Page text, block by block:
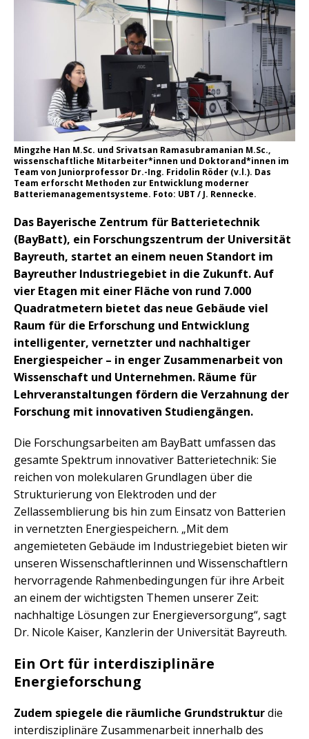
Mingzhe Han M.Sc. und Srivatsan Ramasubramanian M.Sc.,
wissenschaftliche Mitarbeiter*innen und Doktorand*innen im
Team von Juniorprofessor Dr.-Ing. Fridolin Röder (v.l.). Das
Team erforscht Methoden zur Entwicklung moderner
Batteriemanagementsysteme. Foto: UBT / J. Rennecke.
Das Bayerische Zentrum für Batterietechnik
(BayBatt), ein Forschungszentrum der Universität
Bayreuth, startet an einem neuen Standort im
Bayreuther Industriegebiet in die Zukunft. Auf
vier Etagen mit einer Fläche von rund 7.000
Quadratmetern bietet das neue Gebäude viel
Raum für die Erforschung und Entwicklung
intelligenter, vernetzter und nachhaltiger
Energiespeicher – in enger Zusammenarbeit von
Wissenschaft und Unternehmen. Räume für
Lehrveranstaltungen fördern die Verzahnung der
Forschung mit innovativen Studiengängen.
Die Forschungsarbeiten am BayBatt umfassen das
gesamte Spektrum innovativer Batterietechnik: Sie
reichen von molekularen Grundlagen über die
Strukturierung von Elektroden und der
Zellassemblierung bis hin zum Einsatz von Batterien
in vernetzten Energiespeichern. „Mit dem
angemieteten Gebäude im Industriegebiet bieten wir
unseren Wissenschaftlerinnen und Wissenschaftlern
hervorragende Rahmenbedingungen für ihre Arbeit
an einem der wichtigsten Themen unserer Zeit:
nachhaltige Lösungen zur Energieversorgung“, sagt
Dr. Nicole Kaiser, Kanzlerin der Universität Bayreuth.
Ein Ort für interdisziplinäre
Energieforschung
Zudem spiegele die räumliche Grundstrukturdie
interdisziplinäre Zusammenarbeit innerhalb des